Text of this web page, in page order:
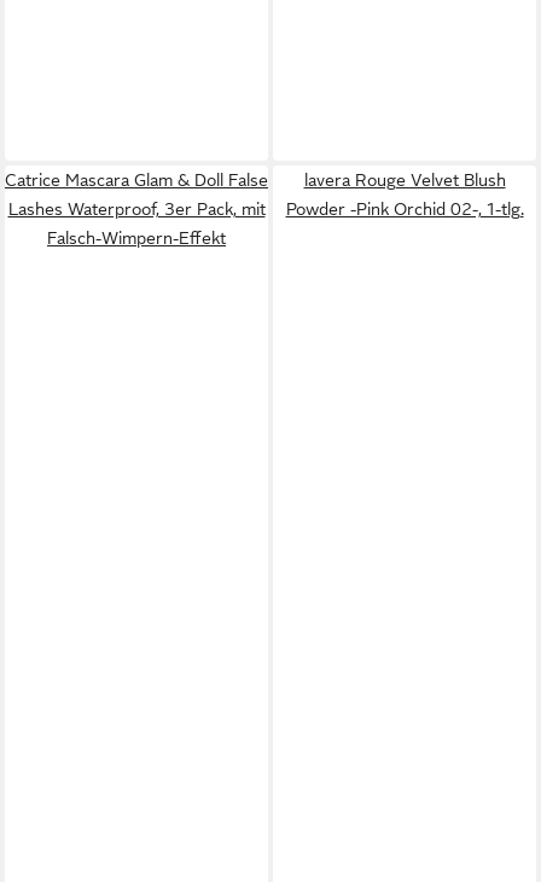
Catrice Mascara Glam & Doll False
Lashes Waterproof, 3er Pack, mit
Falsch-Wimpern-Effekt
lavera Rouge Velvet Blush
Powder -Pink Orchid 02-, 1-tlg.